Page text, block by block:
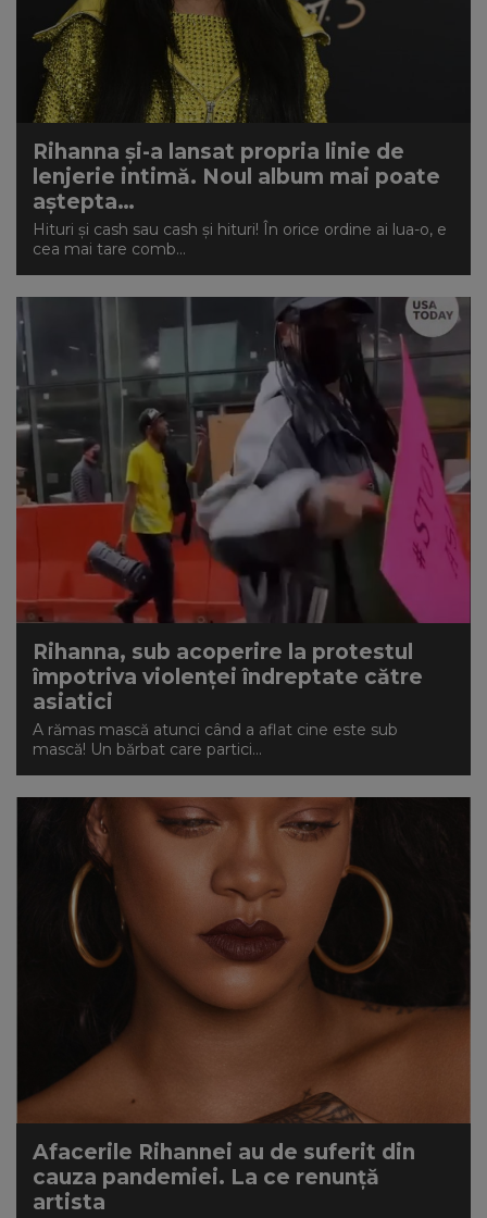
Rihanna și-a lansat propria linie de
lenjerie intimă. Noul album mai poate
aștepta…
Hituri și cash sau cash și hituri! În orice ordine ai lua-o, e
cea mai tare comb...
Rihanna, sub acoperire la protestul
împotriva violenței îndreptate către
asiatici
A rămas mască atunci când a aflat cine este sub
mască! Un bărbat care partici...
Afacerile Rihannei au de suferit din
cauza pandemiei. La ce renunță
artista